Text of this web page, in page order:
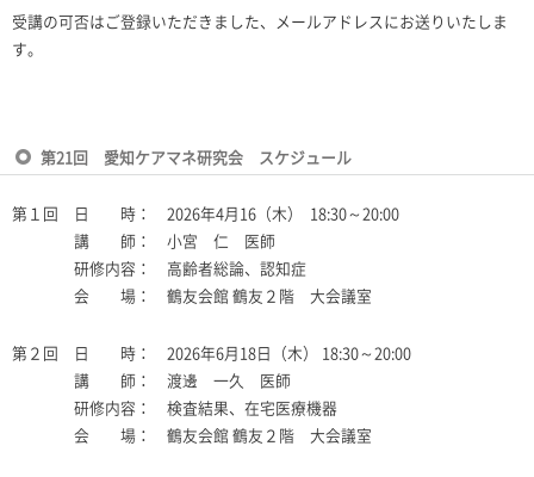
受講の可否はご登録いただきました、メールアドレスにお送りいたしま
す。
第21回 愛知ケアマネ研究会 スケジュール
第１回 日 時： 2026年4月16 （木） 18:30～20:00
講 師： 小宮 仁 医師
研修内容： 高齢者総論、認知症
会 場： 鶴友会館 鶴友２階 大会議室
第２回 日 時： 2026年6月18日（木） 18:30～20:00
講 師： 渡邊 一久 医師
研修内容： 検査結果、在宅医療機器
会 場： 鶴友会館 鶴友２階 大会議室